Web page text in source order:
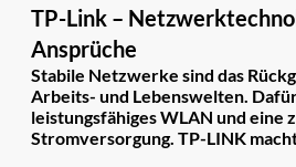
TP-Link –
Ansprüche
Stabile Netzwerke sind das
Arbeits- und Lebenswelten.
leistungsfähiges WLAN und eine
Stromversorgung. TP-LINK